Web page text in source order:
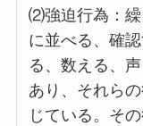
⑵強迫行為：繰
に並べる、確
る、数える、
あり、それら
じている。そ